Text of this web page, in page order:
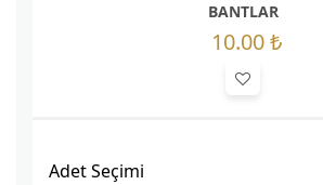
BANTLAR
10.00 ₺
Adet Seçimi